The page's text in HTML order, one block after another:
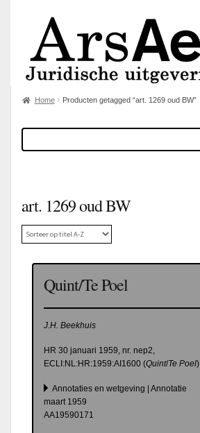
Home Producten getagged “art. 1269 oud BW”
art. 1269 oud BW
Quint/Te Poel
J.H. Beekhuis
HR 30 januari 1959, nr. nep2,
ECLI:NL:HR:1959:AI1600 (Quint/Te Poel)
Annotaties en wetgeving | Annotatie
maart 1959
AA19590171